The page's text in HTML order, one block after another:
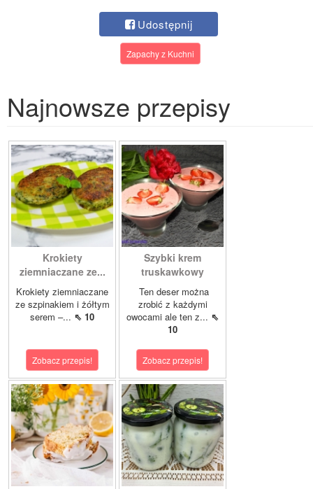
Udostępnij
Zapachy z Kuchni
Najnowsze przepisy
Krokiety
ziemniaczane ze...
Krokiety ziemniaczane
ze szpinakiem i żółtym
serem –... ⇖ 10
Zobacz przepis!
Szybki krem
truskawkowy
Ten deser można
zrobić z każdymi
owocami ale ten z... ⇖
10
Zobacz przepis!